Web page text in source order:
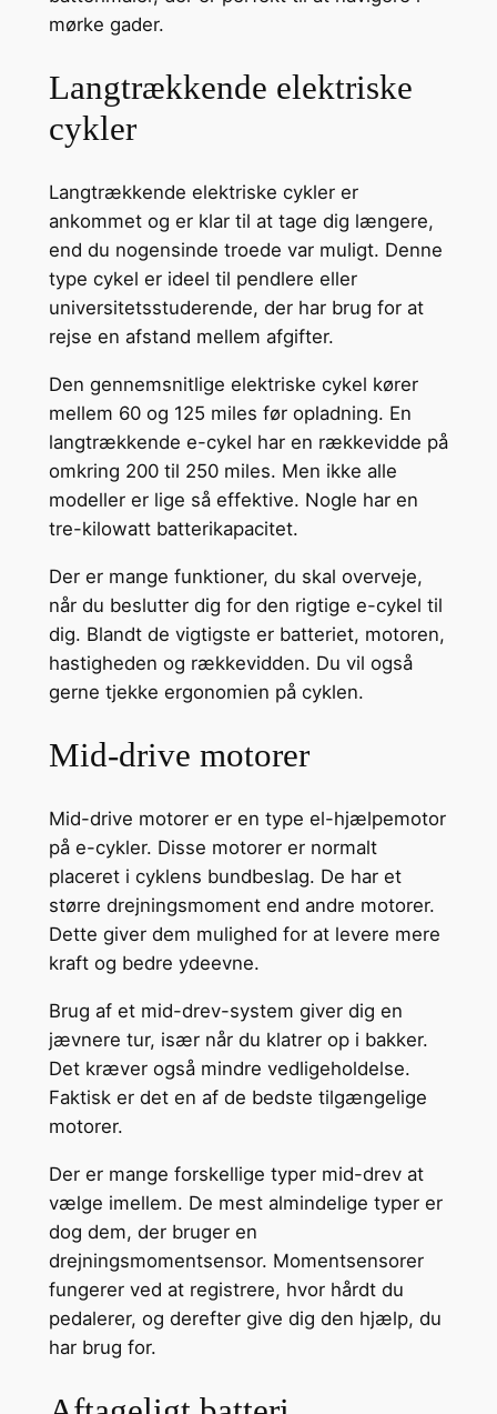
mørke gader.
Langtrækkende elektriske
cykler
Langtrækkende elektriske cykler er
ankommet og er klar til at tage dig længere,
end du nogensinde troede var muligt. Denne
type cykel er ideel til pendlere eller
universitetsstuderende, der har brug for at
rejse en afstand mellem afgifter.
Den gennemsnitlige elektriske cykel kører
mellem 60 og 125 miles før opladning. En
langtrækkende e-cykel har en rækkevidde på
omkring 200 til 250 miles. Men ikke alle
modeller er lige så effektive. Nogle har en
tre-kilowatt batterikapacitet.
Der er mange funktioner, du skal overveje,
når du beslutter dig for den rigtige e-cykel til
dig. Blandt de vigtigste er batteriet, motoren,
hastigheden og rækkevidden. Du vil også
gerne tjekke ergonomien på cyklen.
Mid-drive motorer
Mid-drive motorer er en type el-hjælpemotor
på e-cykler. Disse motorer er normalt
placeret i cyklens bundbeslag. De har et
større drejningsmoment end andre motorer.
Dette giver dem mulighed for at levere mere
kraft og bedre ydeevne.
Brug af et mid-drev-system giver dig en
jævnere tur, især når du klatrer op i bakker.
Det kræver også mindre vedligeholdelse.
Faktisk er det en af de bedste tilgængelige
motorer.
Der er mange forskellige typer mid-drev at
vælge imellem. De mest almindelige typer er
dog dem, der bruger en
drejningsmomentsensor. Momentsensorer
fungerer ved at registrere, hvor hårdt du
pedalerer, og derefter give dig den hjælp, du
har brug for.